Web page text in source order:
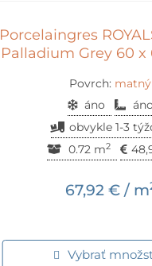
Porcelaingres
Palladium Grey 60 x
Povrch: matný
áno
áno
obvykle 1-3
0.72 m2
67,92 €/ m
Vybrať